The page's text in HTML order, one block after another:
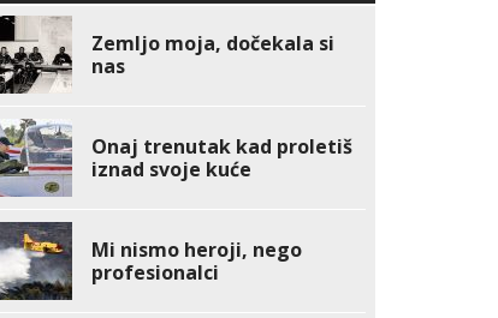
Zemljo moja, dočekala si
nas
Onaj trenutak kad proletiš
iznad svoje kuće
Mi nismo heroji, nego
profesionalci